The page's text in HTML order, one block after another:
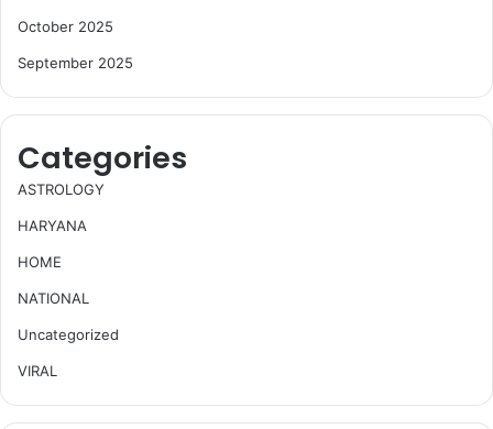
October 2025
September 2025
Categories
ASTROLOGY
HARYANA
HOME
NATIONAL
Uncategorized
VIRAL